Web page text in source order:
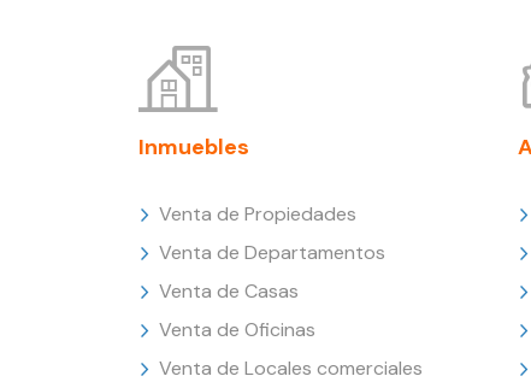
Inmuebles
Venta de Propiedades
Venta de Departamentos
Venta de Casas
Venta de Oficinas
Venta de Locales comerciales